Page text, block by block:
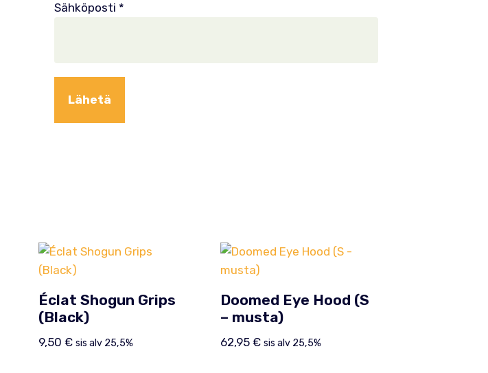
Sähköposti *
Éclat Shogun Grips
(Black)
9,50€ sis alv 25,5%
Doomed Eye Hood (S
– musta)
62,95 € sis alv 25,5%